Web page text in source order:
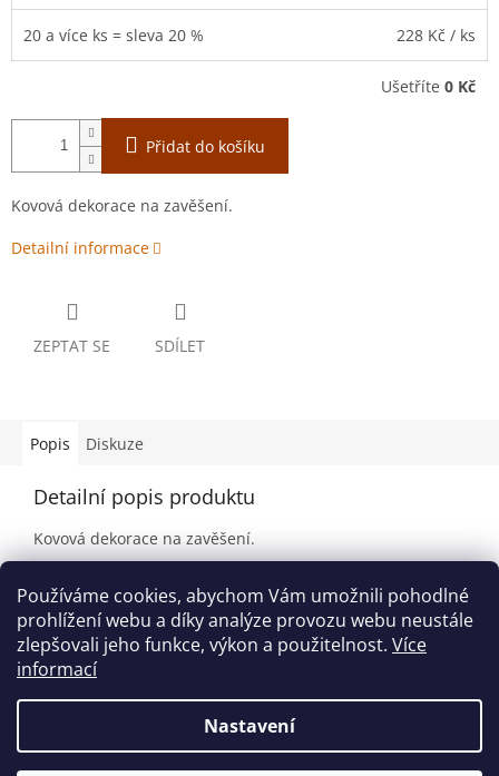
Používáme cookies, abychom Vám umožnili pohodlné
prohlížení webu a díky analýze provozu webu neustále
zlepšovali jeho funkce, výkon a použitelnost. Více
informací
Nastavení
20 a více ks = sleva 20 % 228 Kč / ks
Ušetříte 0 Kč
Přidat do košíku
Kovová dekorace na zavěšení.
Detailní informace
ZEPTAT SE SDÍLET
Popis Diskuze
Detailní popis produktu
Kovová dekorace na zavěšení.
Rozměry: 28 x 30 cm
Vytvořil Shoptet